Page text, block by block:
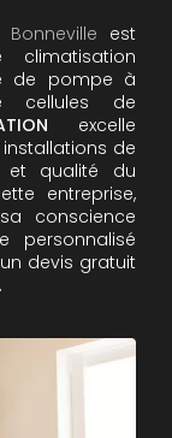
est
climatisation
de pompe à
de
excelle
de
et qualité du
entreprise,
conscience
personnalisé
devis gratuit